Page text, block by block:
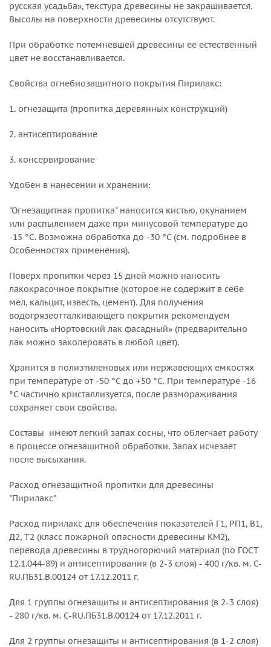
русская усадьба», текстура древесины не закрашивается.
Высолы на поверхности древесины отсутствуют.
При обработке потемневшей древесины ее естественный
цвет не восстанавливается.
Свойства огнебиозащитного покрытия Пирилакс:
1. огнезащита (пропитка деревянных конструкций)
2. антисептирование
3. консервирование
Удобен в нанесении и хранении:
"Огнезащитная пропитка" наносится кистью, окунанием
или распылением даже при минусовой температуре до
-15 °С. Возможна обработка до -30 °С (см. подробнее в
Особенностях применения).
Поверх пропитки через 15 дней можно наносить
лакокрасочное покрытие (которое не содержит в себе
мел, кальцит, известь, цемент). Для получения
водогрязеотталкивающего покрытия рекомендуем
наносить «Нортовский лак фасадный» (предварительно
лак можно заколеровать в любой цвет).
Хранится в полиэтиленовых или нержавеющих емкостях
при температуре от -50 °С до +50 °С. При температуре -16
°С частично кристаллизуется, после размораживания
сохраняет свои свойства.
Составы имеют легкий запах сосны, что облегчает работу
в процессе огнезащитной обработки. Запах исчезает
после высыхания.
Расход огнезащитной пропитки для древесины
"Пирилакс"
Расход пирилакс для обеспечения показателей Г1, РП1, В1,
Д2, Т2 (класс пожарной опасности древесины КМ2),
перевода древесины в трудногорючий материал (по ГОСТ
12.1.044-89) и антисептирования (в 2-3 слоя) - 400 г/кв. м. C-
RU.ПБ31.В.00124 от 17.12.2011 г.
Для 1 группы огнезащиты и антисептирования (в 2-3 слоя)
- 280 г/кв. м. C-RU.ПБ31.В.00124 от 17.12.2011 г.
Для 2 группы огнезащиты и антисептирования (в 1-2 слоя)